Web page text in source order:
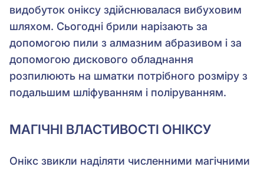
видобуток оніксу здійснювалася вибуховим
шляхом. Сьогодні брили нарізають за
допомогою пили з алмазним абразивом і за
допомогою дискового обладнання
розпилюють на шматки потрібного розміру з
подальшим шліфуванням і поліруванням.
МАГІЧНІ ВЛАСТИВОСТІ ОНІКСУ
Онікс звикли наділяти численними магічними